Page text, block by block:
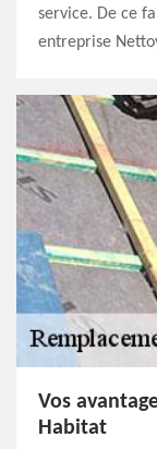
service. De ce
entreprise
Vos
Habitat